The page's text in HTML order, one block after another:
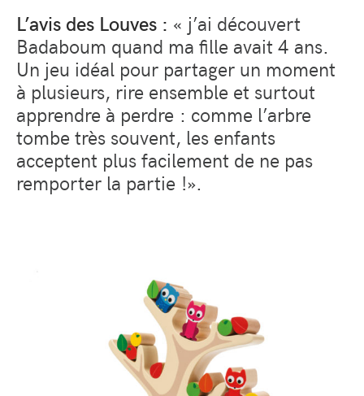
L’avis des Louves : « j’ai découvert
Badaboum quand ma fille avait 4 ans.
Un jeu idéal pour partager un moment
à plusieurs, rire ensemble et surtout
apprendre à perdre : comme l’arbre
tombe très souvent, les enfants
acceptent plus facilement de ne pas
remporter la partie !».